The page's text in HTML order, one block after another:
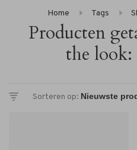
Home Tags
Producten
the look:
Sorteren op: